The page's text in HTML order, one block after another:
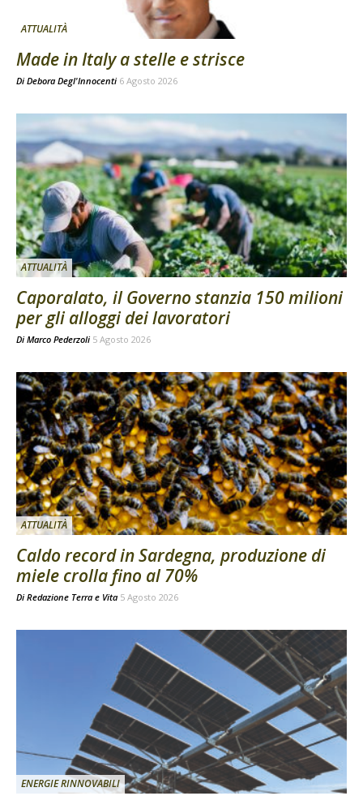
ATTUALITÀ
Made in Italy a stelle e strisce
Di Debora Degl'Innocenti 6 Agosto 2026
ATTUALITÀ
Caporalato, il Governo stanzia 150 milioni
per gli alloggi dei lavoratori
Di Marco Pederzoli 5 Agosto 2026
ATTUALITÀ
Caldo record in Sardegna, produzione di
miele crolla fino al 70%
Di Redazione Terra e Vita 5 Agosto 2026
ENERGIE RINNOVABILI